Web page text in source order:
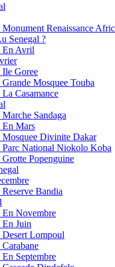
Renaissance
Senegal ?
En Avril
Ile Goree
Mosquee Touba
Casamance
Sandaga
En Mars
Mosquee Divinite Dakar
Parc National Niokolo Koba
Popenguine
Bandia
En Novembre
En Juin
Desert Lompoul
Septembre